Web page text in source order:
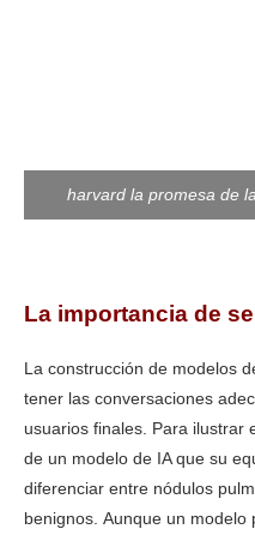
harvard la promesa de
La importancia de
La construcción de modelos
tener las conversaciones
usuarios finales. Para ilustrar
de un modelo de IA que su
diferenciar entre nódulos
benignos. Aunque un